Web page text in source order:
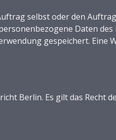
selbst oder den
Daten
gespeichert. Eine
Berlin. Es gilt das Recht